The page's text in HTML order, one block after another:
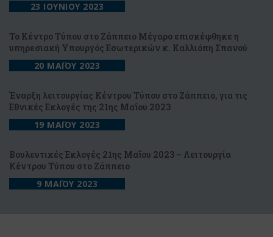
23 ΙΟΥΝΙΟΥ 2023
Το Κέντρο Τύπου στο Ζάππειο Μέγαρο επισκέφθηκε η
υπηρεσιακή Υπουργός Εσωτερικών κ. Καλλιόπη Σπανού
20 ΜΑΪΟΥ 2023
Έναρξη λειτουργίας Κέντρου Τύπου στο Ζάππειο, για τις
Εθνικές Εκλογές της 21ης Μαΐου 2023
19 ΜΑΪΟΥ 2023
Bουλευτικές Εκλογές 21ης Μαΐου 2023 – Λειτουργία
Κέvτρου Τύπου στο Ζάππειο
9 ΜΑΪΟΥ 2023